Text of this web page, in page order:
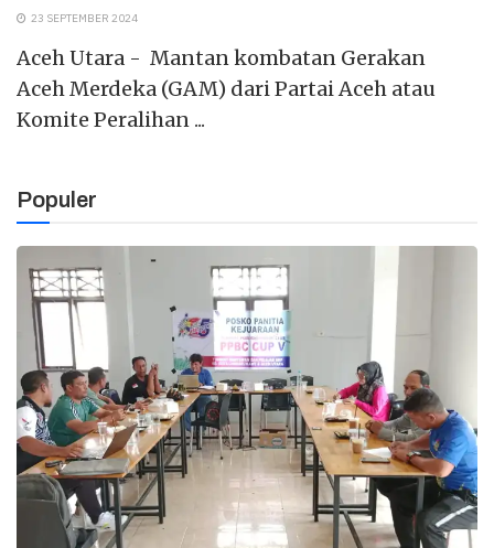
23 SEPTEMBER 2024
Aceh Utara - Mantan kombatan Gerakan
Aceh Merdeka (GAM) dari Partai Aceh atau
Komite Peralihan ...
Populer